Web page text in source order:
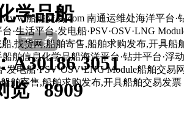
学品船
· 下一条
A30186 3051
览 8909